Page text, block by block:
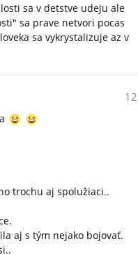
sa v detstve udeju ale
sa prave netvori pocas
sa vykrystalizuje az v
12
trochu aj spolužiaci..
aj s tým nejako bojovať.